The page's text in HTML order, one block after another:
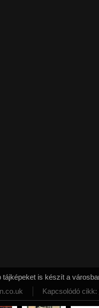
tájképeket is készít a
Kapcsolódó cikk: